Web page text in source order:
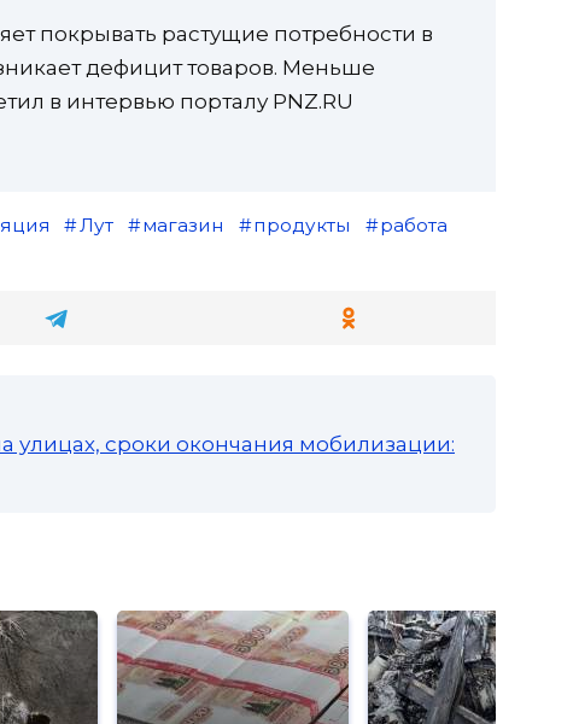
покрывать растущие потребности в
дефицит товаров. Меньше
в интервью порталу PNZ.RU
Лут магазин продукты
работа
улицах, сроки окончания мобилизации: